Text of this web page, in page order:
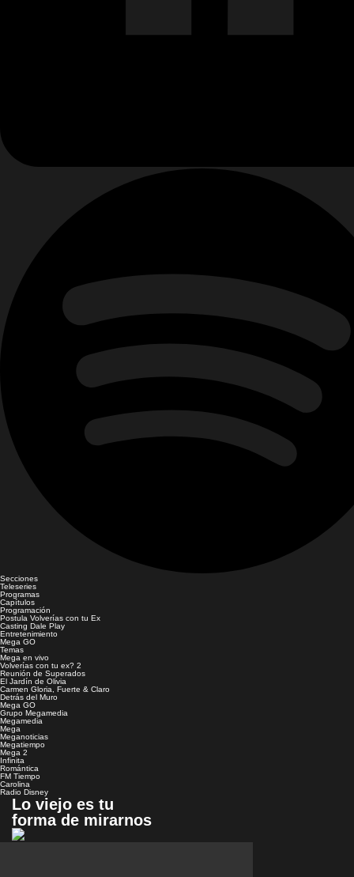
Secciones
Teleseries
Programas
Capítulos
Programación
Postula Volverías con tu Ex
Casting Dale Play
Entretenimiento
Mega GO
Temas
Mega en vivo
Volverías con tu ex? 2
Reunión de Superados
El Jardín de Olivia
Carmen Gloria, Fuerte & Claro
Detrás del Muro
Mega GO
Grupo Megamedia
Megamedia
Mega
Meganoticias
Megatiempo
Mega 2
Infinita
Romántica
FM Tiempo
Carolina
Radio Disney
Lo viejo es tu
forma de mirarnos